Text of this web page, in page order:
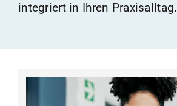
integriert in Ihren Praxisalltag.